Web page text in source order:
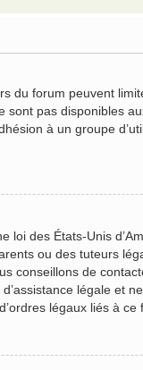
du forum peuvent
pas disponibles
à un groupe
loi des États-Unis
ou des tuteurs
conseillons de
légale et
légaux liés à ce